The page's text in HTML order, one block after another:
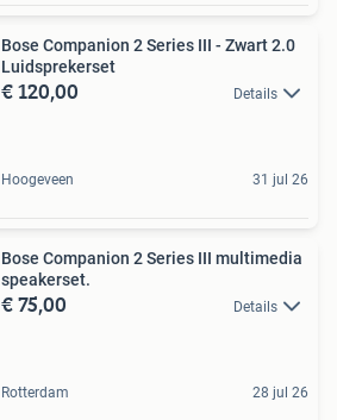
Bose Companion 2 Series III - Zwart 2.0
Luidsprekerset
€ 120,00 Details
Hoogeveen 31 jul 26
Bose Companion 2 Series III multimedia
speakerset.
€ 75,00 Details
Rotterdam 28 jul 26